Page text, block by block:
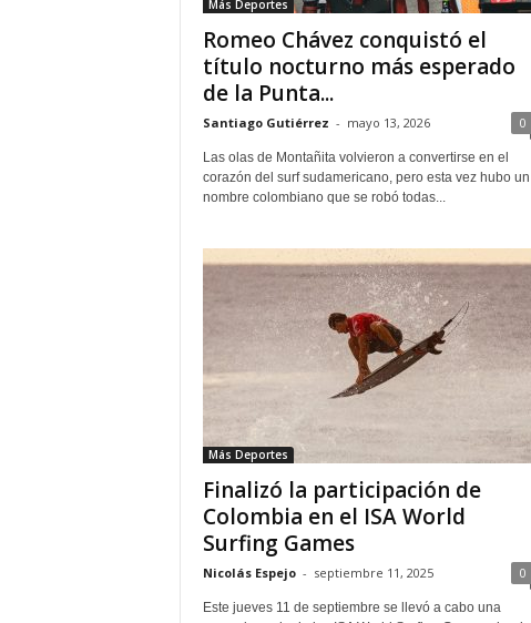
Más Deportes
Romeo Chávez conquistó el
título nocturno más esperado
de la Punta...
Santiago Gutiérrez - mayo 13, 2026 0
Las olas de Montañita volvieron a convertirse en el
corazón del surf sudamericano, pero esta vez hubo un
nombre colombiano que se robó todas...
Más Deportes
Finalizó la participación de
Colombia en el ISA World
Surfing Games
Nicolás Espejo - septiembre 11, 2025 0
Este jueves 11 de septiembre se llevó a cabo una